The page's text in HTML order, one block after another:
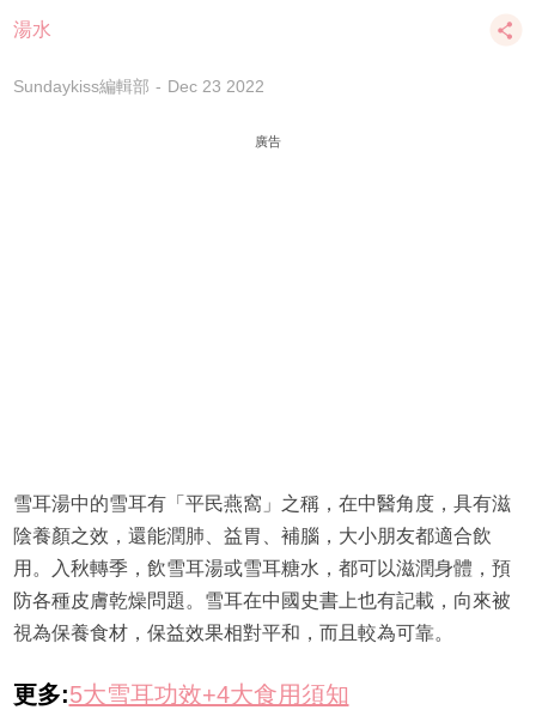
湯水
Sundaykiss編輯部 Dec 23 2022
廣告
雪耳湯中的雪耳有「平民燕窩」之稱，在中醫角度，具有滋
陰養顏之效，還能潤肺、益胃、補腦，大小朋友都適合飲
用。入秋轉季，飲雪耳湯或雪耳糖水，都可以滋潤身體，預
防各種皮膚乾燥問題。雪耳在中國史書上也有記載，向來被
視為保養食材，保益效果相對平和，而且較為可靠。
更多:5大雪耳功效+4大食用須知